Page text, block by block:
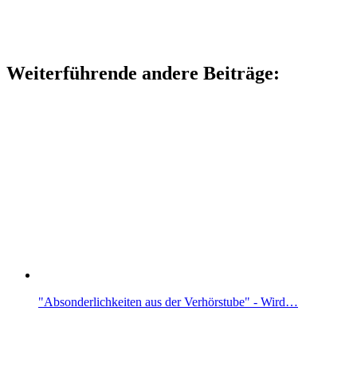
Weiterführende andere Beiträge:
"Absonderlichkeiten aus der Verhörstube" - Wird…